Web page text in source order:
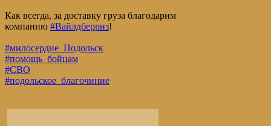
Как всегда, за доставку груза благодарим
компанию #Вайлдберриз!
#милосердие_Подольск
#помощь_бойцам
#СВО
#подольское_благочиние